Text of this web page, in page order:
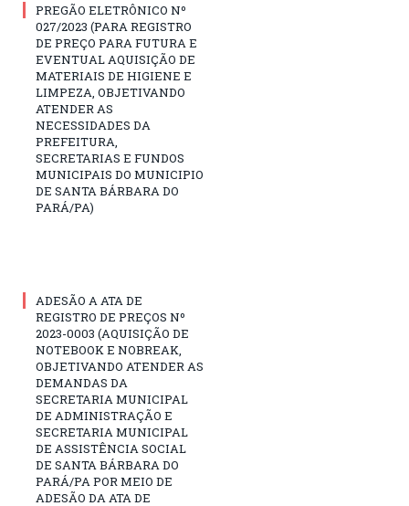
PREGÃO ELETRÔNICO Nº
027/2023 (PARA REGISTRO
DE PREÇO PARA FUTURA E
EVENTUAL AQUISIÇÃO DE
MATERIAIS DE HIGIENE E
LIMPEZA, OBJETIVANDO
ATENDER AS
NECESSIDADES DA
PREFEITURA,
SECRETARIAS E FUNDOS
MUNICIPAIS DO MUNICIPIO
DE SANTA BÁRBARA DO
PARÁ/PA)
ADESÃO A ATA DE
REGISTRO DE PREÇOS Nº
2023-0003 (AQUISIÇÃO DE
NOTEBOOK E NOBREAK,
OBJETIVANDO ATENDER AS
DEMANDAS DA
SECRETARIA MUNICIPAL
DE ADMINISTRAÇÃO E
SECRETARIA MUNICIPAL
DE ASSISTÊNCIA SOCIAL
DE SANTA BÁRBARA DO
PARÁ/PA POR MEIO DE
ADESÃO DA ATA DE